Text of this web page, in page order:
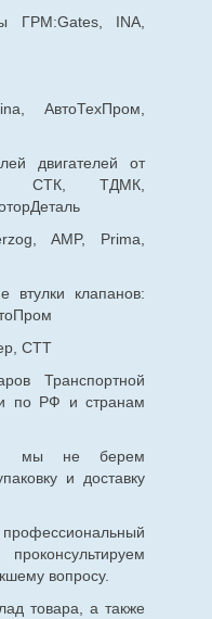
ГРМ:Gates, INA,
АвтоТехПром,
двигателей от
СТК, ТДМК,
AMP, Prima,
клапанов:
СТТ
Транспортной
по РФ и странам
мы не берем
и доставку
вопросу.
товара, а также